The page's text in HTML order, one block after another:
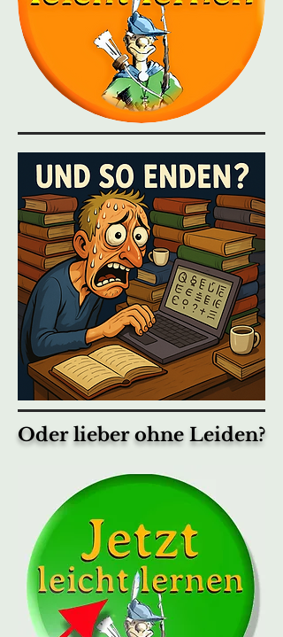
Oder lieber ohne Leiden?